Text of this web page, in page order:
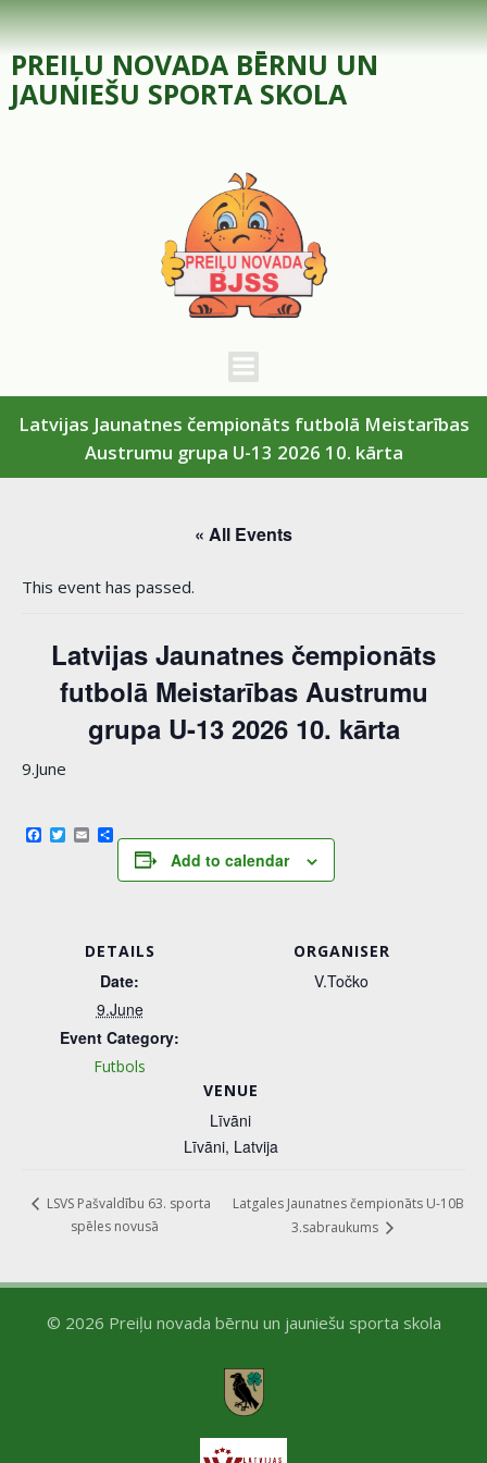
Skip
to
content
PREIĻU NOVADA BĒRNU UN
JAUNIEŠU SPORTA SKOLA
Latvijas Jaunatnes čempionāts futbolā Meistarības
Austrumu grupa U-13 2026 10. kārta
« All Events
This event has passed.
Latvijas Jaunatnes čempionāts
futbolā Meistarības Austrumu
grupa U-13 2026 10. kārta
9.June
Facebook
Twitter
EmailShare
Add to calendar
DETAILS
Date:
9.June
Event Category:
Futbols
VENUE
Līvāni
Līvāni, Latvija
ORGANISER
V.Točko
LSVS Pašvaldību 63. sporta
spēles novusā
Latgales Jaunatnes čempionāts U-10B
3.sabraukums
© 2026 Preiļu novada bērnu un jauniešu sporta skola